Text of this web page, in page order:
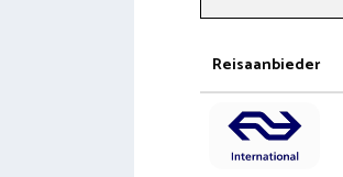
Reisaanbieder